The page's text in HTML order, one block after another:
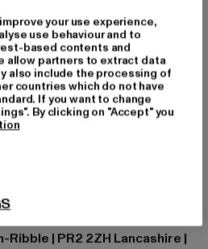
Rentoudu, Vapaa-aika
logo
Puuvilla
| PR2 2ZH Lancashire |
your use experience,
use behaviour and to
based contents and
allow partners to extract data
also include the processing of
countries which do not have
If you want to change
By clicking on "Accept" you